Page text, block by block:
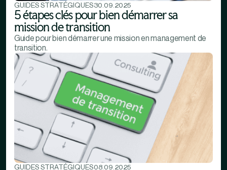
GUIDES STRATÉGIQUES30.09.2025
5 étapes clés pour bien démarrer sa
mission de transition
Guide pour bien démarrer une mission en management de
transition.
GUIDES STRATÉGIQUES08.09.2025